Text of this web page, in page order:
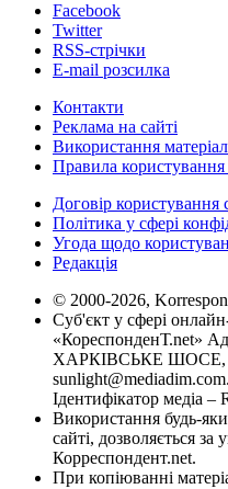
Facebook
Twitter
RSS-стрічки
E-mail розсилка
Контакти
Реклама на сайті
Використання
Правила
Договір користування
Політика у сфері
Угода щодо
Редакція
© 2000-2026,
Суб'єкт у сфері
«КореспонденТ.net»
ХАРКІВСЬКЕ ШОСЕ,
Ідентифікатор медіа –
Використання будь-
сайті, дозволяється
Корреспондент.net.
При копіюванні